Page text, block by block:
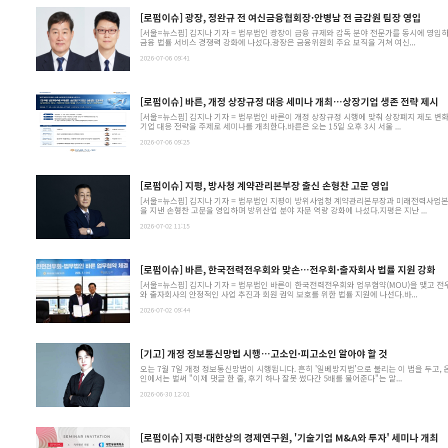
[로펌이슈] 광장, 정완규 전 여신금융협회장·안병남 전 금감원 팀장 영입
[서울=뉴스핌] 김지나 기자 = 법무법인 광장이 금융 규제와 감독 분야 전문가를 동시에 영입
금융 법률 서비스 경쟁력 강화에 나섰다.광장은 금융위원회 주요 보직을 거쳐 여신...
2026-07-06 09:41
[로펌이슈] 바른, 개정 상장규정 대응 세미나 개최…상장기업 생존 전략 제시
[서울=뉴스핌] 김지나 기자 = 법무법인 바른이 개정 상장규정 시행에 맞춰 상장폐지 제도 변
기업 대응 전략을 주제로 세미나를 개최한다.바른은 오는 15일 오후 3시 서울 ...
2026-07-06 09:25
[로펌이슈] 지평, 방사청 계약관리본부장 출신 손형찬 고문 영입
[서울=뉴스핌] 김지나 기자 = 법무법인 지평이 방위사업청 계약관리본부장과 미래전력사업
을 지낸 손형찬 고문을 영입하며 방위산업 분야 자문 역량 강화에 나섰다.지평은 지난 ...
2026-07-02 11:15
[로펌이슈] 바른, 한국전력전우회와 맞손…전우회·출자회사 법률 지원 강화
[서울=뉴스핌] 김지나 기자 = 법무법인 바른이 한국전력전우회와 업무협약(MOU)을 맺고 전
와 출자회사의 안정적인 사업 추진과 회원 권익 보호를 위한 법률 지원에 나선다.바...
2026-07-02 09:44
[기고] 개정 정보통신망법 시행…고소인·피고소인 알아야 할 것
오는 7월 7일 개정 정보통신망법이 시행됩니다. 흔히 '일베방지법'으로 불리는 이 법을 두고,
인에서는 벌써 "이제 댓글 한 줄, 후기 하나 잘못 썼다간 5배를 물어준다"는 말...
2026-06-30 12:01
[로펌이슈] 지평·대한상의 경제연구원, '기술기업 M&A와 투자' 세미나 개최